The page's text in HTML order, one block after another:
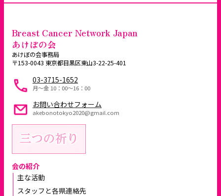
Breast Cancer Network Japan
あけぼの会
あけぼの会事務局
〒153-0043 東京都目黒区東山3-22-25-401
03-3715-1652
月～金 10：00〜16：00
お問い合わせフォーム
akebonotokyo2020@gmail.com
会の紹介
主な活動
スタッフと各県連絡先